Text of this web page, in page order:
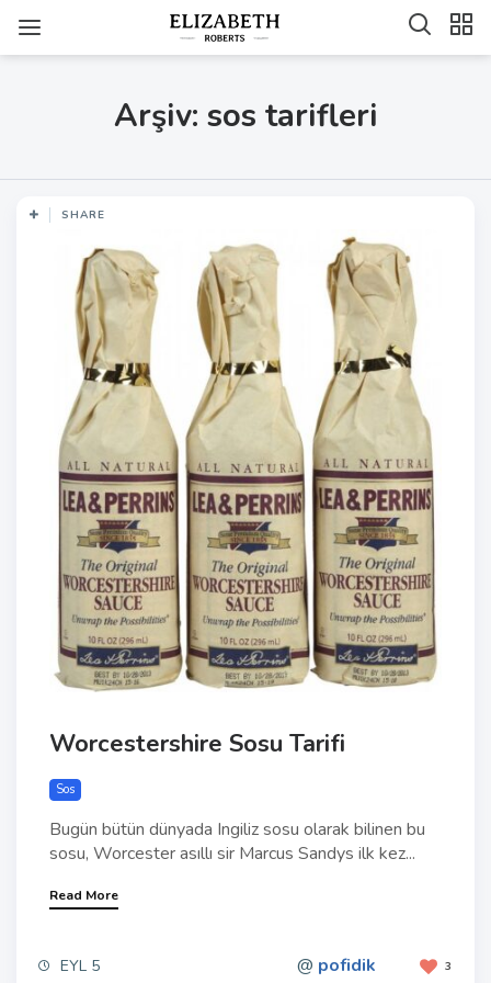
Arşiv: sos tarifleri
SHARE
Worcestershire Sosu Tarifi
Sos
Bugün bütün dünyada Ingiliz sosu olarak bilinen bu
sosu, Worcester asıllı sir Marcus Sandys ilk kez...
Read More
EYL 5 3
@ pofidik